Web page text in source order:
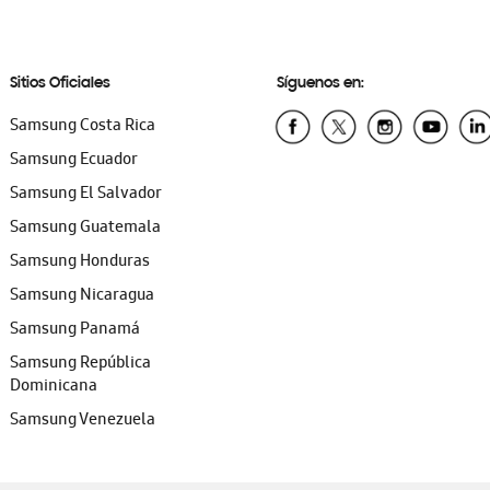
Sitios Oficiales
Samsung Costa Rica
Samsung Ecuador
Samsung El Salvador
Samsung Guatemala
Samsung Honduras
Samsung Nicaragua
Samsung Panamá
Samsung República
Dominicana
Samsung Venezuela
Síguenos en: